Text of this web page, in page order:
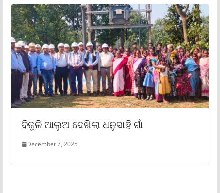
ବିଜୁଳି ଆଲୁଅ ଦେଖିଲା ଧନୁସାହି ଗାଁ
December 7, 2025